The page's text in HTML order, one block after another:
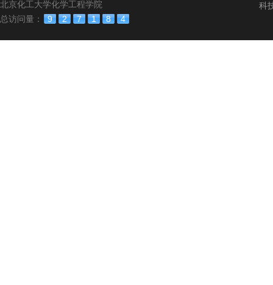
北京化工大学化学工程学院
总访问量：
9 2 7 1 8 4
科